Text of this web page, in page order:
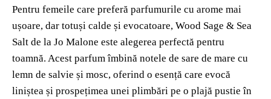
Pentru femeile care preferă parfumurile cu arome mai
ușoare, dar totuși calde și evocatoare, Wood Sage & Sea
Salt de la Jo Malone este alegerea perfectă pentru
toamnă. Acest parfum îmbină notele de sare de mare cu
lemn de salvie și mosc, oferind o esență care evocă
liniștea și prospețimea unei plimbări pe o plajă pustie în